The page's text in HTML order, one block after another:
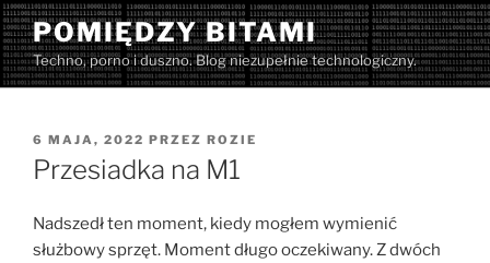
Przejdź
do
treści
POMIĘDZY BITAMI
Techno, porno i duszno. Blog niezupełnie technologiczny.
OPUBLIKOWANE
W
6 MAJA, 2022 PRZEZ ROZIE
Przesiadka na M1
Nadszedł ten moment, kiedy mogłem wymienić
służbowy sprzęt. Moment długo oczekiwany. Z dwóch